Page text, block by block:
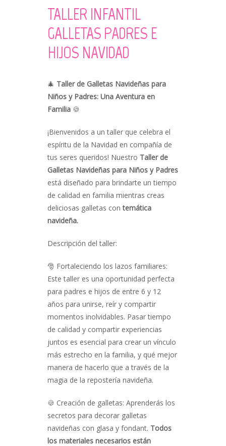
TALLER INFANTIL
GALLETAS PADRES E
HIJOS NAVIDAD
🎄 Taller de Galletas Navideñas para
Niños y Padres: Una Aventura en
Familia 🍪
¡Bienvenidos a un taller que celebra el
espíritu de la Navidad en compañía de
tus seres queridos! Nuestro Taller de
Galletas Navideñas para Niños y Padres
está diseñado para brindarte un tiempo
de calidad en familia mientras creas
deliciosas galletas con temática
navideña.
Descripción del taller:
🎅 Fortaleciendo los lazos familiares:
Este taller es una oportunidad perfecta
para padres e hijos de entre 6 y 12
años para unirse, reír y compartir
momentos inolvidables. Pasar tiempo
de calidad y compartir experiencias
juntos es esencial para crear un vínculo
más estrecho en la familia, y qué mejor
manera de hacerlo que a través de la
magia de la repostería navideña.
🍪 Creación de galletas: Aprenderás los
secretos para decorar galletas
navideñas con glasa y fondant. Todos
los materiales necesarios están